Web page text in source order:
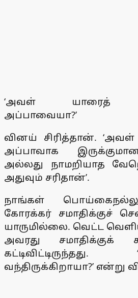
‘அவள் யாரைத்
அப்பாவையா?’
வினய் சிரித்தான்.
அப்பாவாக
அல்லது நாமறியாத
அதுவும் சரிதான்’.
நாங்கள்
கோரக்கர் சமாதிக்குச்
யாருமில்லை. வெட்ட
அவரது
வந்திருக்கிறாயா?’ என்று